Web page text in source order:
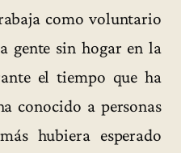
como voluntario
gente sin hogar en la
el tiempo que ha
conocido a personas
hubiera esperado